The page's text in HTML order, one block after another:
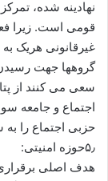
نهادینه شده،
قومی است. زیرا
غیرقانونی هریک
گروهها جهت
سعی می کنند از
اجتماع و جامعه
حزبی اجتماع را
۵٫حوزه امنیتی:
هدف اصلی